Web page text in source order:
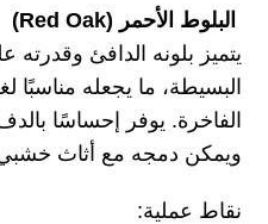
البلوط الأحمر (Red Oak)
يتميز بلونه الدافئ
البسيطة، ما يجعله
الفاخرة. يوفر إحساسًا
ويمكن دمجه مع أثاث خشبي
نقاط عملية: